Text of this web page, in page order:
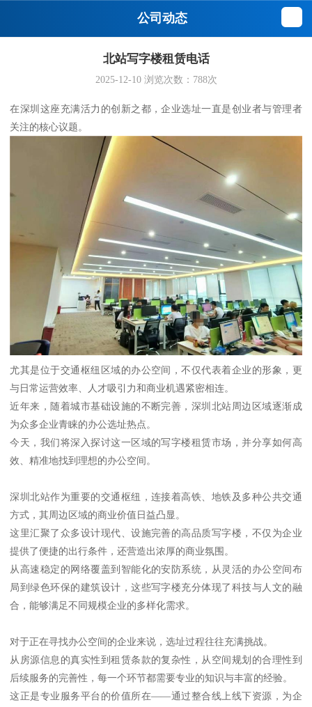
公司动态
北站写字楼租赁电话
2025-12-10浏览次数： 788次
在深圳这座充满活力的创新之都，企业选址一直是创业者与管理者
关注的核心议题。
尤其是位于交通枢纽区域的办公空间，不仅代表着企业的形象，更
与日常运营效率、人才吸引力和商业机遇紧密相连。
近年来，随着城市基础设施的不断完善，深圳北站周边区域逐渐成
为众多企业青睐的办公选址热点。
今天，我们将深入探讨这一区域的写字楼租赁市场，并分享如何高
效、精准地找到理想的办公空间。
深圳北站作为重要的交通枢纽，连接着高铁、地铁及多种公共交通
方式，其周边区域的商业价值日益凸显。
这里汇聚了众多设计现代、设施完善的高品质写字楼，不仅为企业
提供了便捷的出行条件，还营造出浓厚的商业氛围。
从高速稳定的网络覆盖到智能化的安防系统，从灵活的办公空间布
局到绿色环保的建筑设计，这些写字楼充分体现了科技与人文的融
合，能够满足不同规模企业的多样化需求。
对于正在寻找办公空间的企业来说，选址过程往往充满挑战。
从房源信息的真实性到租赁条款的复杂性，从空间规划的合理性到
后续服务的完善性，每一个环节都需要专业的知识与丰富的经验。
这正是专业服务平台的价值所在——通过整合线上线下资源，为企